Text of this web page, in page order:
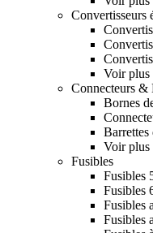
Convertisseurs
Voir plus
Connecteurs &
Bornes
Voir plus
Fusibles
Fusibles
Fusibles
Fusibles
Fusibles